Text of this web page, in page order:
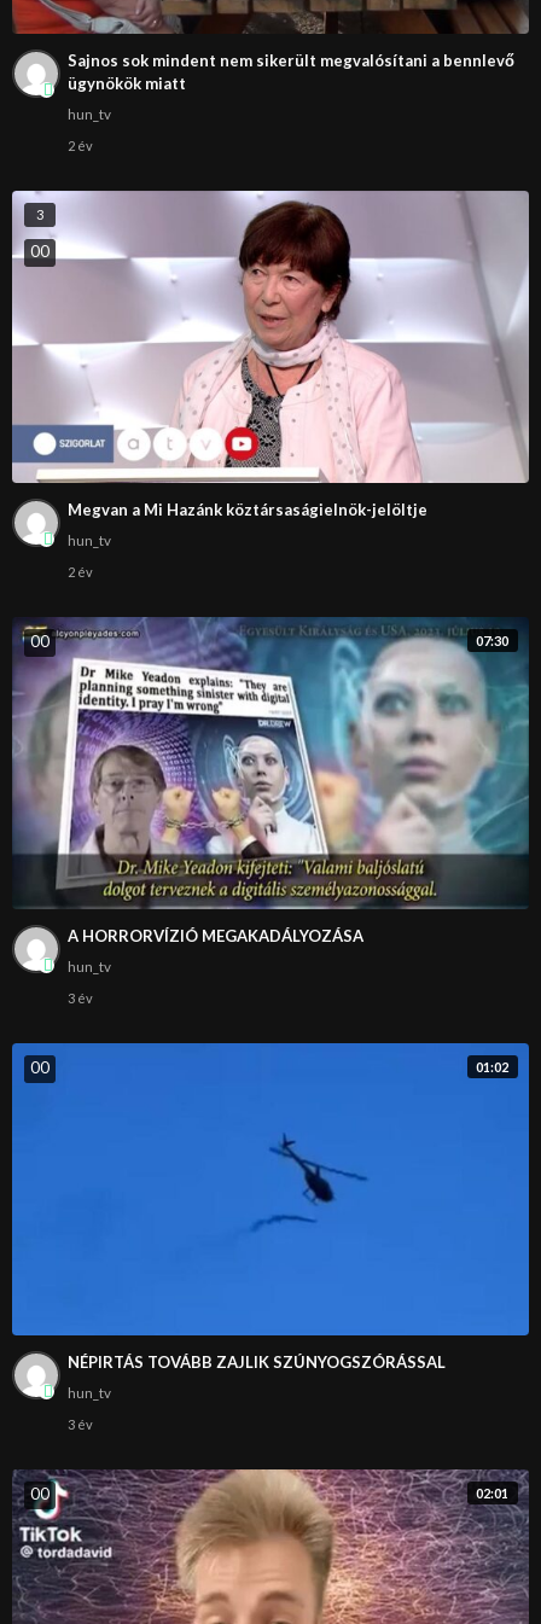
Sajnos sok mindent nem sikerült megvalósítani a bennlevő
ügynökök miatt
hun_tv
2 év
3
00
Megvan a Mi Hazánk köztársaságielnök-jelöltje
hun_tv
2 év
07:30
00
A HORRORVÍZIÓ MEGAKADÁLYOZÁSA
hun_tv
3 év
01:02
00
NÉPIRTÁS TOVÁBB ZAJLIK SZÚNYOGSZÓRÁSSAL
hun_tv
3 év
02:01
00